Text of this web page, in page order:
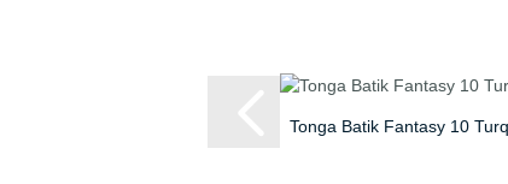
Tonga Batik Fantasy 10